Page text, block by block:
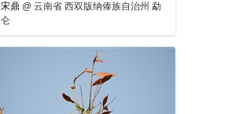
宋鼎 @ 云南省 西双版纳傣族自治州 勐
仑